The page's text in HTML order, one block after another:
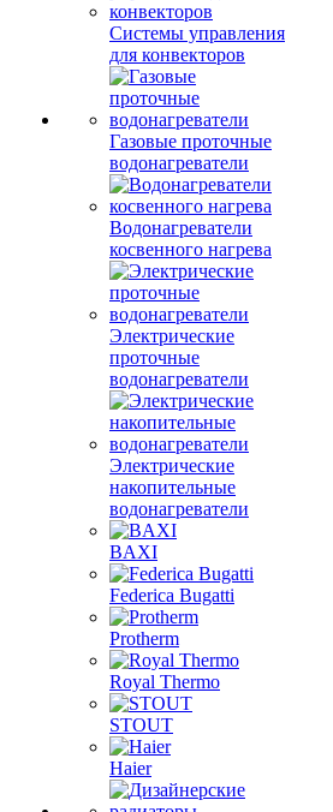
Системы управления
для конвекторов
Газовые проточные
водонагреватели
Водонагреватели
косвенного нагрева
Электрические
проточные
водонагреватели
Электрические
накопительные
водонагреватели
BAXI
Federica Bugatti
Protherm
Royal Thermo
STOUT
Haier